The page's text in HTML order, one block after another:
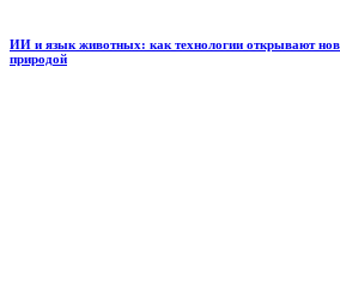
ИИ и язык животных: как технологии открывают
природой